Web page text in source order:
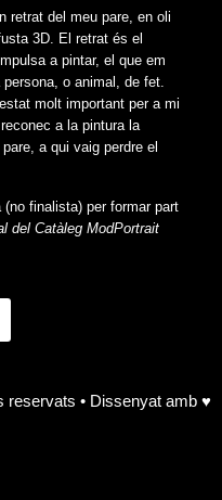
retrat del meu pare, en oli
3D. El retrat és el
a pintar, el que em
o animal, de fet.
molt important per a mi
a la pintura la
a qui vaig perdre el
finalista) per formar part
del Catàleg ModPortrait
reservats • Dissenyat amb ♥